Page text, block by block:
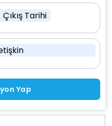
Çıkış Tarihi
Yap